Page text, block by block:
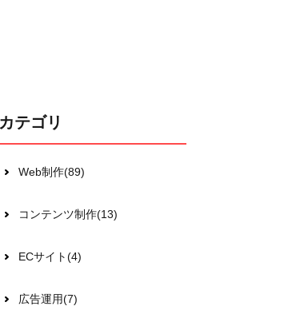
カテゴリ
Web制作(89)
コンテンツ制作(13)
ECサイト(4)
広告運用(7)